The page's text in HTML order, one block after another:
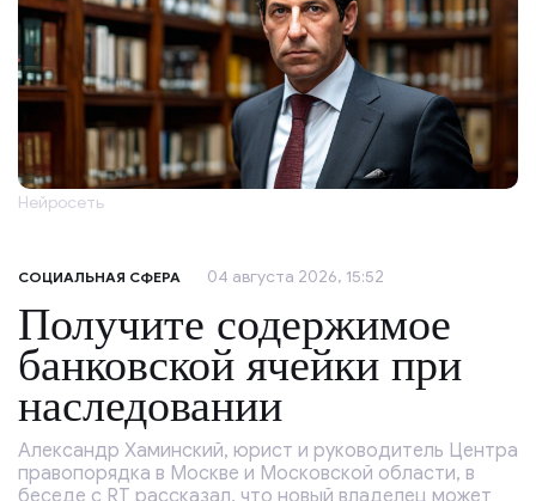
Нейросеть
СОЦИАЛЬНАЯ СФЕРА 04 августа 2026, 15:52
Получите содержимое
банковской ячейки при
наследовании
Александр Хаминский, юрист и руководитель Центра
правопорядка в Москве и Московской области, в
беседе с RT рассказал, что новый владелец может